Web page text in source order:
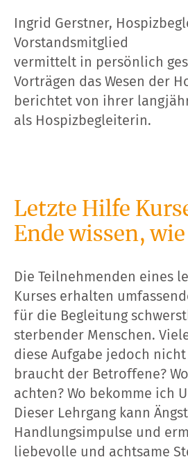
Ingrid Gerstner,
Vorstandsmitglied
vermittelt in persönlich
Vorträgen das Wesen der
berichtet von ihrer
als Hospizbegleiterin.
Letzte Hilfe
Ende wissen,
Die Teilnehmenden eines
Kurses erhalten
für die Begleitung
sterbender Menschen.
diese Aufgabe jedoch
braucht der Betroffene?
achten? Wo bekomme ich
Dieser Lehrgang kann
Handlungsimpulse und
liebevolle und achtsame